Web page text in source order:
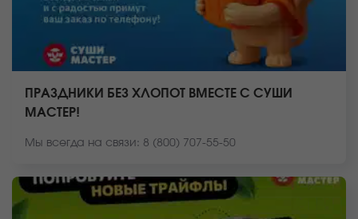
ПРАЗДНИКИ БЕЗ ХЛОПОТ ВМЕСТЕ С СУШИ
МАСТЕР!
Мы всегда на связи: 8 (800) 707-55-50